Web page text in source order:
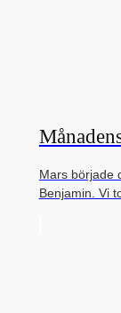
Mars började
Benjamin. Vi